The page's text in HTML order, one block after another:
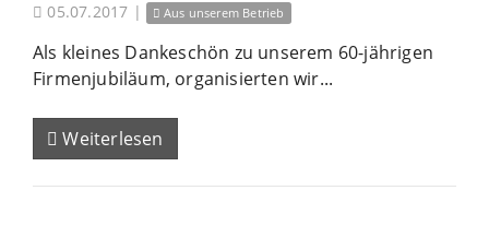
05.07.2017 | Aus unserem Betrieb
Als kleines Dankeschön zu unserem 60-jährigen
Firmenjubiläum, organisierten wir...
Weiterlesen